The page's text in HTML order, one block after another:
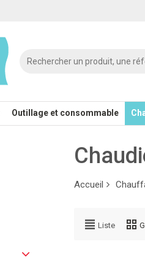
Outillage et consommable
Accueil
Liste